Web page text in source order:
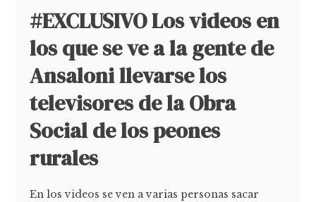
#EXCLUSIVO Los videos en
los que se ve a la gente de
Ansaloni llevarse los
televisores de la Obra
Social de los peones
rurales
En los videos se ven a varias personas sacar